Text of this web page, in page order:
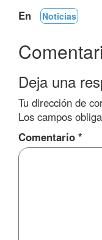
En Noticias
Deja una
Tu dirección de
Los campos
Comentario *